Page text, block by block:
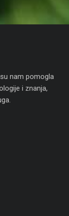
nam pomogla
i znanja,